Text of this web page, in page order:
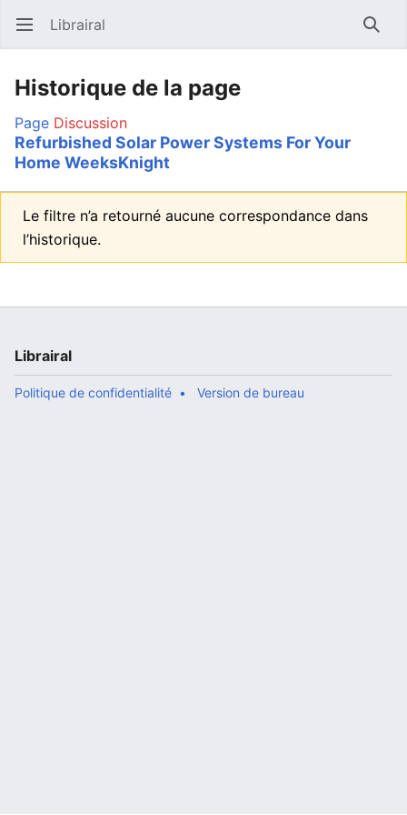
Ouvrir le menu principal Librairal
Historique de la page
Page Discussion
Refurbished Solar Power Systems For Your
Home WeeksKnight
Le filtre n’a retourné aucune correspondance dans
l’historique.
Librairal
Politique de confidentialité Version de bureau